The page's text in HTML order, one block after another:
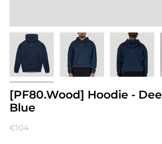
[PF80.Wood] Hoodie -
Blue
€104